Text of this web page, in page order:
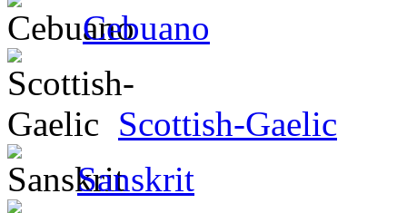
Cebuano
Scottish-Gaelic
Sanskrit